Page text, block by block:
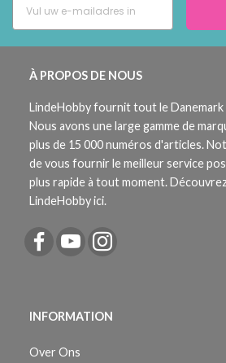
À PROPOS DE NOUS
LindeHobby fournit tout le Danemark
Nous avons une large gamme de
plus de 15 000 numéros d'articles.
de vous fournir le meilleur service
plus rapide à tout moment.
LindeHobby ici.
INFORMATION
Over Ons